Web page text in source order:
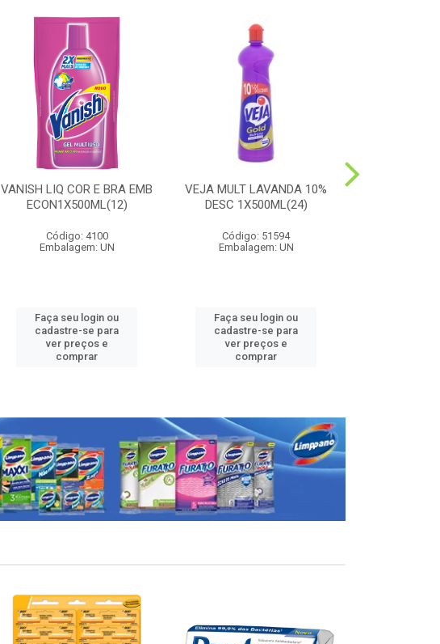
VANISH LIQ COR E BRA EMB
ECON1X500ML(12)
Código: 4100
Embalagem: UN
Faça seu login ou
cadastre-se para
ver preços e
comprar
VEJA MULT LAVANDA 10%
DESC 1X500ML(24)
Código: 51594
Embalagem: UN
Faça seu login ou
cadastre-se para
ver preços e
comprar